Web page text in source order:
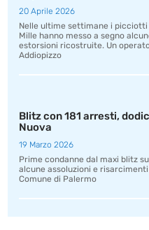
20 Aprile 2026
Nelle ultime settimane i picciotti
Mille hanno messo a segno
estorsioni ricostruite. Un
Addiopizzo
Blitz con 181 arresti,
Nuova
19 Marzo 2026
Prime condanne dal maxi blitz
alcune assoluzioni e
Comune di Palermo